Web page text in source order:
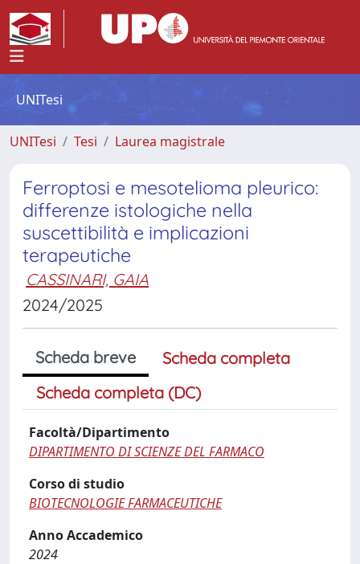
UNITesi
UNITesi Tesi Laurea magistrale
Ferroptosi e mesotelioma pleurico:
differenze istologiche nella
suscettibilità e implicazioni
terapeutiche
CASSINARI, GAIA
2024/2025
Scheda breve
Scheda completa
Scheda completa (DC)
Facoltà/Dipartimento
DIPARTIMENTO DI SCIENZE DEL FARMACO
Corso di studio
BIOTECNOLOGIE FARMACEUTICHE
Anno Accademico
2024